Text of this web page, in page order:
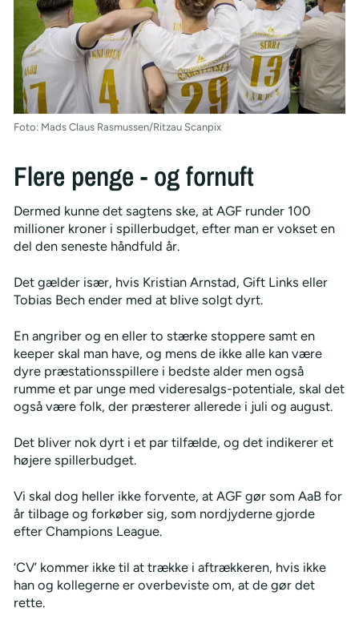
Foto: Mads Claus Rasmussen/Ritzau Scanpix
Flere penge - og fornuft
Dermed kunne det sagtens ske, at AGF runder 100
millioner kroner i spillerbudget, efter man er vokset en
del den seneste håndfuld år.
Det gælder især, hvis Kristian Arnstad, Gift Links eller
Tobias Bech ender med at blive solgt dyrt.
En angriber og en eller to stærke stoppere samt en
keeper skal man have, og mens de ikke alle kan være
dyre præstationsspillere i bedste alder men også
rumme et par unge med videresalgs-potentiale, skal det
også være folk, der præsterer allerede i juli og august.
Det bliver nok dyrt i et par tilfælde, og det indikerer et
højere spillerbudget.
Vi skal dog heller ikke forvente, at AGF gør som AaB for
år tilbage og forkøber sig, som nordjyderne gjorde
efter Champions League.
‘CV’ kommer ikke til at trække i aftrækkeren, hvis ikke
han og kollegerne er overbeviste om, at de gør det
rette.